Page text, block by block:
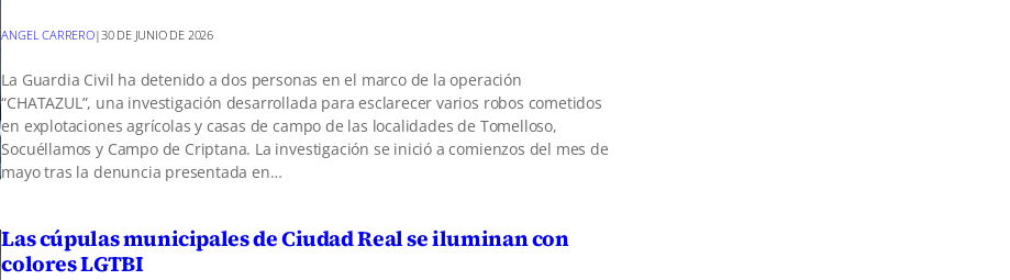
ANGEL CARRERO|30 DE JUNIO DE 2026
La Guardia Civil ha detenido a dos personas en el marco de la operación
“CHATAZUL”, una investigación desarrollada para esclarecer varios robos cometidos
en explotaciones agrícolas y casas de campo de las localidades de Tomelloso,
Socuéllamos y Campo de Criptana. La investigación se inició a comienzos del mes de
mayo tras la denuncia presentada en…
Las cúpulas municipales de Ciudad Real se iluminan con
colores LGTBI